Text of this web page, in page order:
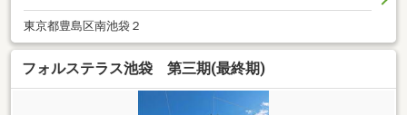
東京都豊島区南池袋２
フォルステラス池袋 第三期(最終期)